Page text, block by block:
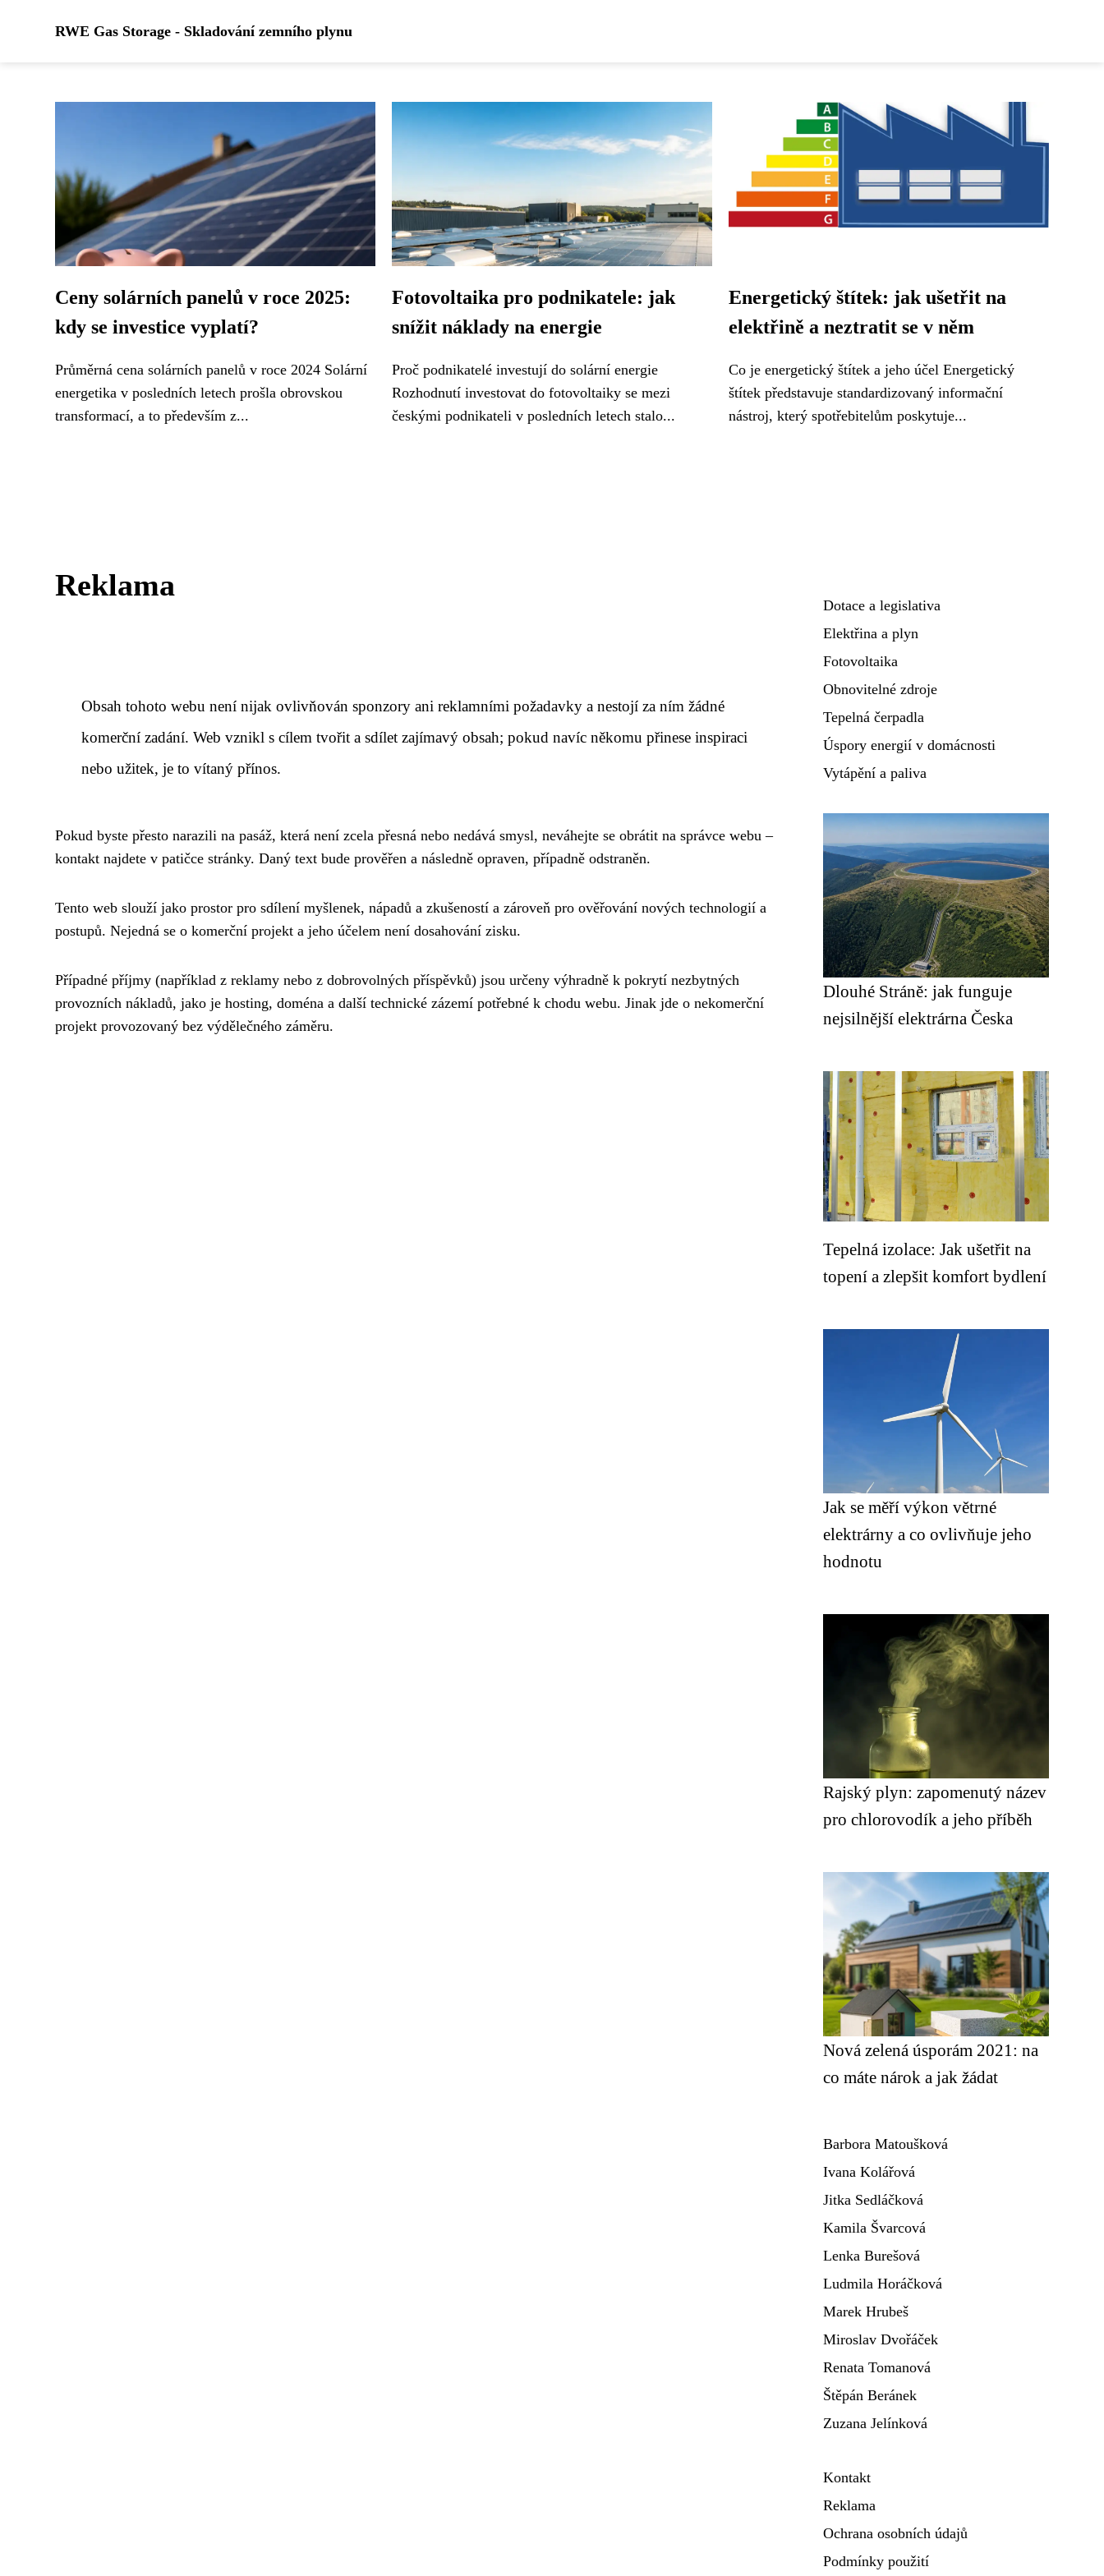
RWE Gas Storage - Skladování zemního plynu
Ceny solárních panelů v roce 2025:
kdy se investice vyplatí?
Průměrná cena solárních panelů v roce 2024 Solární
energetika v posledních letech prošla obrovskou
transformací, a to především z...
Fotovoltaika pro podnikatele: jak
snížit náklady na energie
Proč podnikatelé investují do solární energie
Rozhodnutí investovat do fotovoltaiky se mezi
českými podnikateli v posledních letech stalo...
Energetický štítek: jak ušetřit na
elektřině a neztratit se v něm
Co je energetický štítek a jeho účel Energetický
štítek představuje standardizovaný informační
nástroj, který spotřebitelům poskytuje...
Reklama
Obsah tohoto webu není nijak ovlivňován sponzory ani reklamními požadavky a nestojí za ním žádné
komerční zadání. Web vznikl s cílem tvořit a sdílet zajímavý obsah; pokud navíc někomu přinese inspiraci
nebo užitek, je to vítaný přínos.
Pokud byste přesto narazili na pasáž, která není zcela přesná nebo nedává smysl, neváhejte se obrátit na správce webu –
kontakt najdete v patičce stránky. Daný text bude prověřen a následně opraven, případně odstraněn.
Tento web slouží jako prostor pro sdílení myšlenek, nápadů a zkušeností a zároveň pro ověřování nových technologií a
postupů. Nejedná se o komerční projekt a jeho účelem není dosahování zisku.
Případné příjmy (například z reklamy nebo z dobrovolných příspěvků) jsou určeny výhradně k pokrytí nezbytných
provozních nákladů, jako je hosting, doména a další technické zázemí potřebné k chodu webu. Jinak jde o nekomerční
projekt provozovaný bez výdělečného záměru.
Dotace a legislativa
Elektřina a plyn
Fotovoltaika
Obnovitelné zdroje
Tepelná čerpadla
Úspory energií v domácnosti
Vytápění a paliva
Dlouhé Stráně: jak funguje
nejsilnější elektrárna Česka
Tepelná izolace: Jak ušetřit na
topení a zlepšit komfort bydlení
Jak se měří výkon větrné
elektrárny a co ovlivňuje jeho
hodnotu
Rajský plyn: zapomenutý název
pro chlorovodík a jeho příběh
Nová zelená úsporám 2021: na
co máte nárok a jak žádat
Barbora Matoušková
Ivana Kolářová
Jitka Sedláčková
Kamila Švarcová
Lenka Burešová
Ludmila Horáčková
Marek Hrubeš
Miroslav Dvořáček
Renata Tomanová
Štěpán Beránek
Zuzana Jelínková
Kontakt
Reklama
Ochrana osobních údajů
Podmínky použití